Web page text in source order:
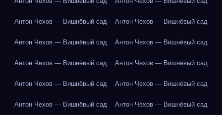
Антон Чехов — Вишнёвый сад Антон Чехов — Вишнёвый сад
Антон Чехов — Вишнёвый сад Антон Чехов — Вишнёвый сад
Антон Чехов — Вишнёвый сад Антон Чехов — Вишнёвый сад
Антон Чехов — Вишнёвый сад Антон Чехов — Вишнёвый сад
Антон Чехов — Вишнёвый сад Антон Чехов — Вишнёвый сад